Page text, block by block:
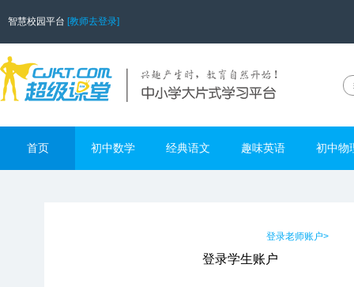
智慧校园平台 [教师去登录]
首页 初中数学 经典语文 趣味英语 初中物
登录老师账户>
登录学生账户